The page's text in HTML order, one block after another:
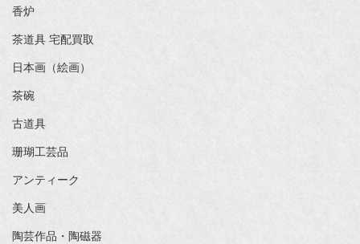
香炉
茶道具 宅配買取
日本画（絵画）
茶碗
古道具
珊瑚工芸品
アンティーク
美人画
陶芸作品・陶磁器